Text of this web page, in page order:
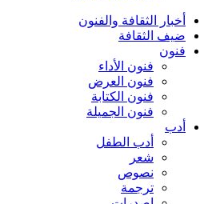
أخبار الثقافة والفنون
ضيف الثقافة
فنون
فنون الأداء
فنون العرض
فنون الكتابة
فنون الجميلة
أدب
أدب الطفل
شعر
نصوص
ترجمة